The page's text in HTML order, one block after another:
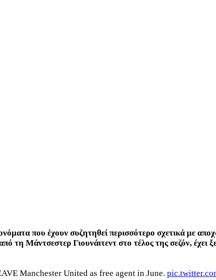
που έχουν συζητηθεί περισσότερο σχετικά με
τη Μάντσεστερ Γιουνάιτεντ στο τέλος της σεζόν, έχει
Manchester United as free agent in June.